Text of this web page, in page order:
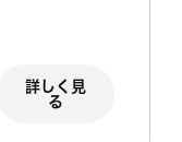
詳しく見
る